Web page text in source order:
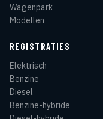
Wagenpark
Modellen
REGISTRATIES
Elektrisch
Benzine
Diesel
Benzine-hybride